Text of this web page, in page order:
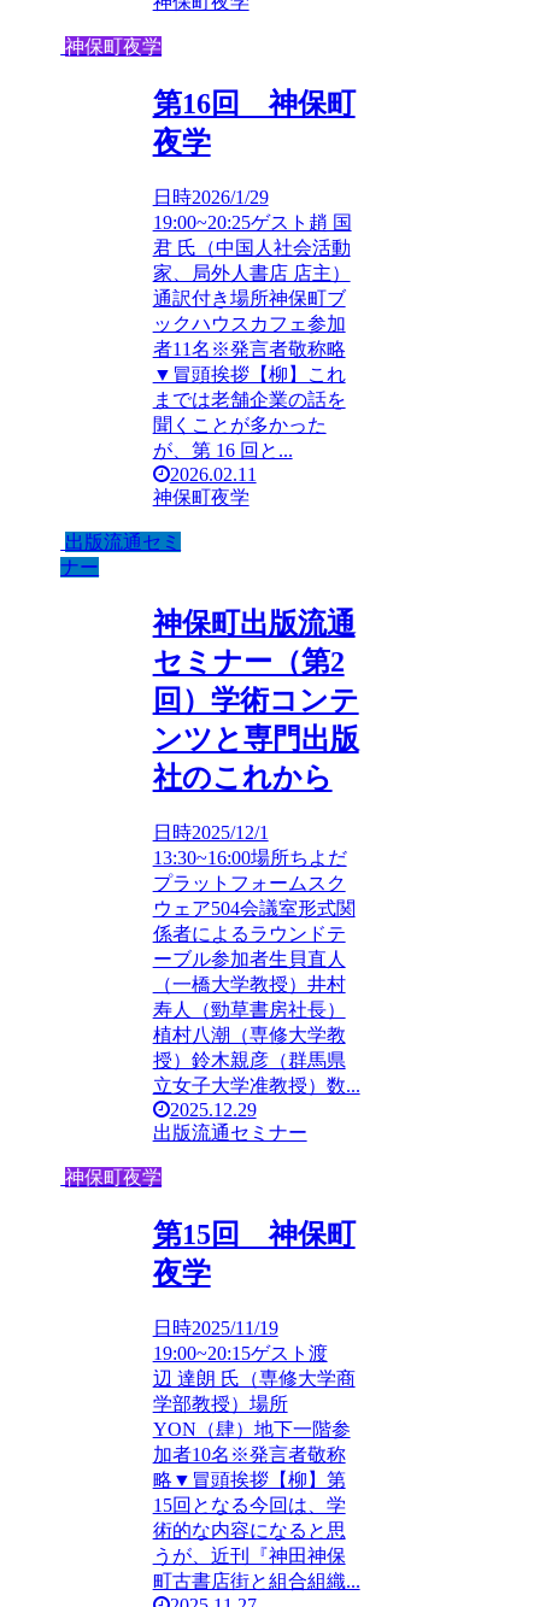
神保町夜学
第16回 神保町
夜学
日時2026/1/29
19:00~20:25ゲスト趙 国
君 氏（中国人社会活動
家、局外人書店 店主）
通訳付き場所神保町ブ
ックハウスカフェ参加
者11名※発言者敬称略
▼冒頭挨拶【柳】これ
までは老舗企業の話を
聞くことが多かった
が、第 16 回と...
2026.02.11
神保町夜学
出版流通セミ
ナー
神保町出版流通
セミナー（第2
回）学術コンテ
ンツと専門出版
社のこれから
日時2025/12/1
13:30~16:00場所ちよだ
プラットフォームスク
ウェア504会議室形式関
係者によるラウンドテ
ーブル参加者生貝直人
（一橋大学教授）井村
寿人（勁草書房社長）
植村八潮（専修大学教
授）鈴木親彦（群馬県
立女子大学准教授）数...
2025.12.29
出版流通セミナー
神保町夜学
第15回 神保町
夜学
日時2025/11/19
19:00~20:15ゲスト渡
辺 達朗 氏（専修大学商
学部教授）場所
YON（肆）地下一階参
加者10名※発言者敬称
略▼冒頭挨拶【柳】第
15回となる今回は、学
術的な内容になると思
うが、近刊『神田神保
町古書店街と組合組織...